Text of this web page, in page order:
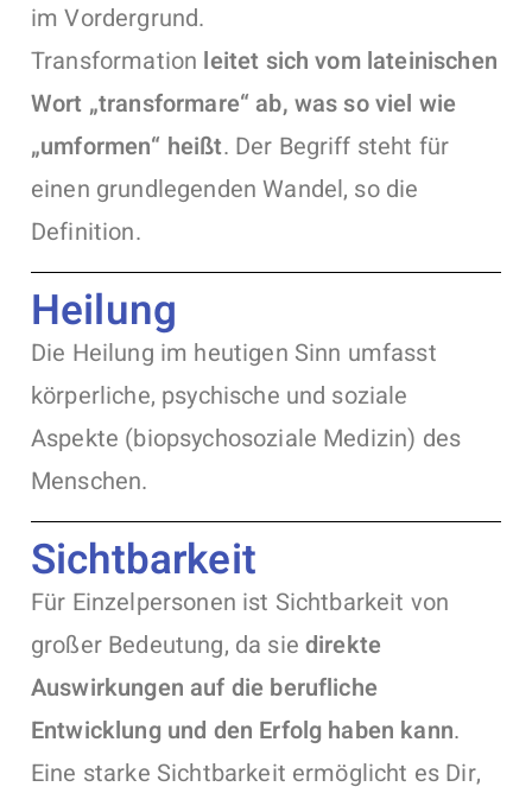
im Vordergrund.
Transformation leitet sich vom lateinischen
Wort „transformare“ ab, was so viel wie
„umformen“ heißt. Der Begriff steht für
einen grundlegenden Wandel, so die
Definition.
Heilung
Die Heilung im heutigen Sinn umfasst
körperliche, psychische und soziale
Aspekte (biopsychosoziale Medizin) des
Menschen.
Sichtbarkeit
Für Einzelpersonen ist Sichtbarkeit von
großer Bedeutung, da siedirekte
Auswirkungen auf die berufliche
Entwicklung und den Erfolg haben kann.
Eine starke Sichtbarkeit ermöglicht es Dir,